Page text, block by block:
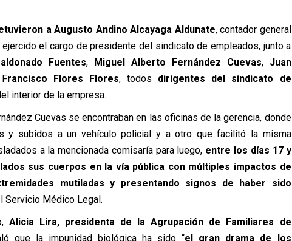
a Augusto Andino Alcayaga Aldunate, contador general
el cargo de presidente del sindicato de empleados, junto a
Fuentes, Miguel Alberto Fernández Cuevas, Juan
rancisco Flores Flores, todos dirigentes del sindicato de
interior de la empresa.
Cuevas se encontraban en las oficinas de la gerencia, donde
y subidos a un vehículo policial y a otro que facilitó la misma
a la mencionada comisaría para luego, entre los días 17 y
sus cuerpos en la vía pública con múltiples impactos de
mutiladas y presentando signos de haber sido
Servicio Médico Legal.
Alicia Lira, presidenta de la Agrupación de Familiares de
que la impunidad biológica ha sido “el gran drama de los